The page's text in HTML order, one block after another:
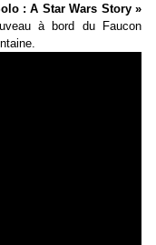
: A Star Wars Story »
à bord du Faucon